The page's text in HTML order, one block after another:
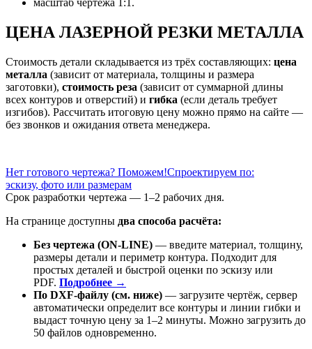
ЦЕНА ЛАЗЕРНОЙ РЕЗКИ МЕТАЛЛА
Стоимость детали складывается из трёх составляющих: цена
металла (зависит от материала, толщины и размера
заготовки), стоимость реза (зависит от суммарной длины
всех контуров и отверстий) и гибка (если деталь требует
изгибов). Рассчитать итоговую цену можно прямо на сайте —
без звонков и ожидания ответа менеджера.
Нет готового чертежа? Поможем!Спроектируем по:
эскизу, фото или размерам
Срок разработки чертежа — 1–2 рабочих дня.
На странице доступны два способа расчёта:
Без чертежа (ON-LINE) — введите материал, толщину,
размеры детали и периметр контура. Подходит для
простых деталей и быстрой оценки по эскизу или
PDF. Подробнее →
По DXF-файлу (см. ниже) — загрузите чертёж, сервер
автоматически определит все контуры и линии гибки и
выдаст точную цену за 1–2 минуты. Можно загрузить до
50 файлов одновременно.